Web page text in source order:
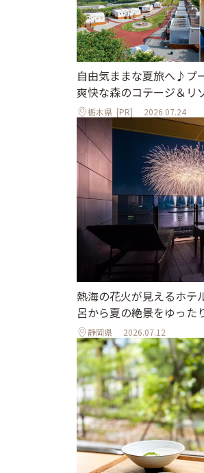
自由気ままな夏旅へ♪プ
爽快な森のコテージ＆リ
栃木県 [PR] 2026.07.24
熱海の花火が見えるホテ
呂から夏の絶景をゆった
静岡県 2026.07.12